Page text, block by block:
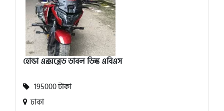
হোন্ডা এক্সব্লেড ডাবল ডিস্ক এবিএস
195000 টাকা
ঢাকা